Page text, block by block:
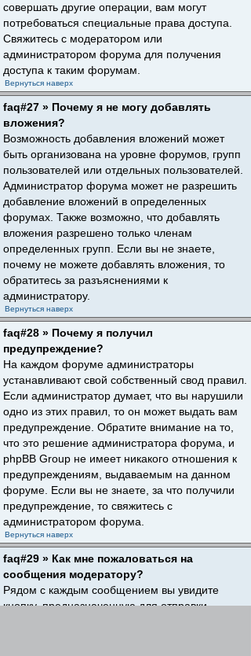
совершать другие операции, вам могут
потребоваться специальные права доступа.
Свяжитесь с модератором или
администратором форума для получения
доступа к таким форумам.
Вернуться наверх
faq#27 » Почему я не могу добавлять
вложения?
Возможность добавления вложений может
быть организована на уровне форумов, групп
пользователей или отдельных пользователей.
Администратор форума может не разрешить
добавление вложений в определенных
форумах. Также возможно, что добавлять
вложения разрешено только членам
определенных групп. Если вы не знаете,
почему не можете добавлять вложения, то
обратитесь за разъяснениями к
администратору.
Вернуться наверх
faq#28 » Почему я получил
предупреждение?
На каждом форуме администраторы
устанавливают свой собственный свод правил.
Если администратор думает, что вы нарушили
одно из этих правил, то он может выдать вам
предупреждение. Обратите внимание на то,
что это решение администратора форума, и
phpBB Group не имеет никакого отношения к
предупреждениям, выдаваемым на данном
форуме. Если вы не знаете, за что получили
предупреждение, то свяжитесь с
администратором форума.
Вернуться наверх
faq#29 » Как мне пожаловаться на
сообщения модератору?
Рядом с каждым сообщением вы увидите
кнопку, предназначенную для отправки